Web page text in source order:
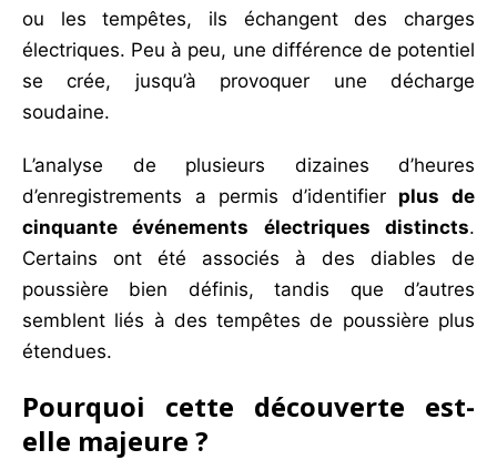
ou les tempêtes, ils échangent des charges
électriques. Peu à peu, une différence de potentiel
se crée, jusqu’à provoquer une décharge
soudaine.
L’analyse de plusieurs dizaines d’heures
d’enregistrements a permis d’identifier plus de
cinquante événements électriques distincts.
Certains ont été associés à des diables de
poussière bien définis, tandis que d’autres
semblent liés à des tempêtes de poussière plus
étendues.
Pourquoi cette découverte est-
elle majeure ?